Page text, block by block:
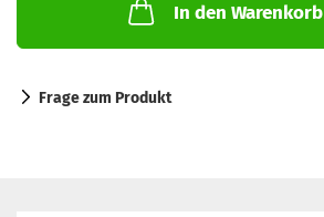
In den Warenkorb
Frage zum Produkt